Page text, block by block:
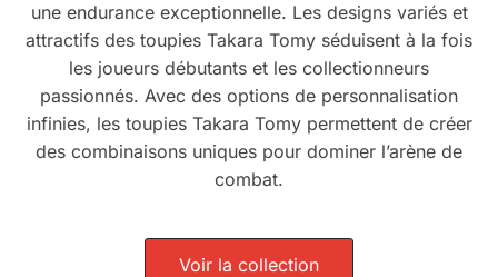
une endurance exceptionnelle. Les designs variés et
attractifs des toupies Takara Tomy séduisent à la fois
les joueurs débutants et les collectionneurs
passionnés. Avec des options de personnalisation
infinies, les toupies Takara Tomy permettent de créer
des combinaisons uniques pour dominer l’arène de
combat.
Voir la collection